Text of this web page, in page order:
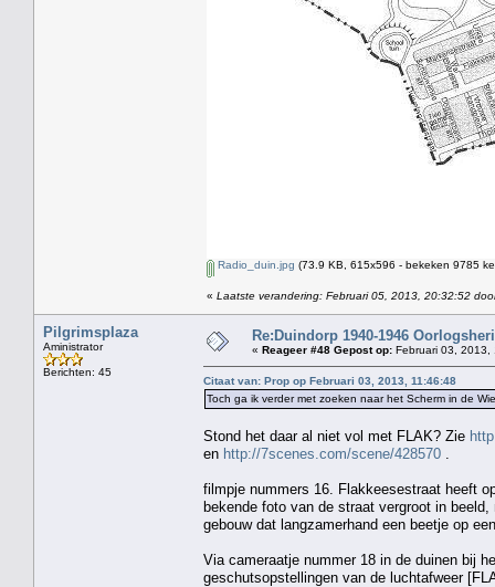
Radio_duin.jpg (73.9 KB, 615x596 - bekeken 9785
« Laatste verandering: Februari 05, 2013, 20:32:52
Pilgrimsplaza
Aministrator
Berichten: 45
Re:Duindorp 1940-1946
« Reageer #48 Gepost op: Februari 03, 2013,
Citaat van: Prop op Februari 03, 2013, 11:46:48
Toch ga ik verder met zoeken naar het Scherm in de
Stond het daar al niet vol met FLAK? Zie
en http://7scenes.com/scene/428570
filmpje nummers 16. Flakkeesestraat heeft
bekende foto van de straat vergroot in
gebouw dat langzamerhand een beetje op
Via cameraatje nummer 18 in de duinen bij
geschutsopstellingen van de luchtafweer